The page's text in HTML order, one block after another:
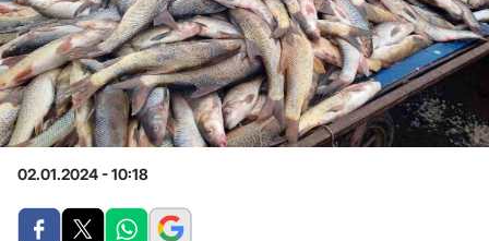
02.01.2024 - 10:18